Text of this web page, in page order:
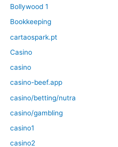
Bollywood 1
Bookkeeping
cartaospark.pt
Casino
casino
casino-beef.app
casino/betting/nutra
casino/gambling
casino1
casino2